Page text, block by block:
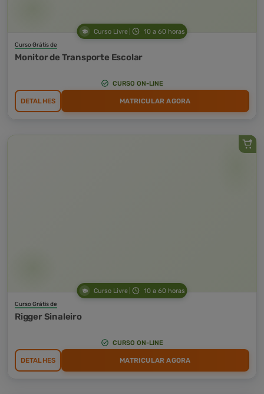
Curso Livre 10 a 60 horas
Curso Grátis de
Monitor de Transporte Escolar
CURSO ON-LINE
DETALHES MATRICULAR AGORA
Curso Livre 10 a 60 horas
Curso Grátis de
Rigger Sinaleiro
CURSO ON-LINE
DETALHES MATRICULAR AGORA